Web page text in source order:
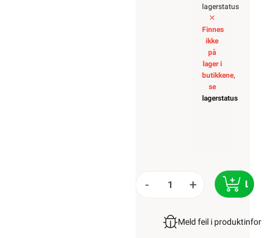
lagerstatus
Finnes
ikke
på
lager i
butikkene,
se
lagerstatus
- +
Meld feil i